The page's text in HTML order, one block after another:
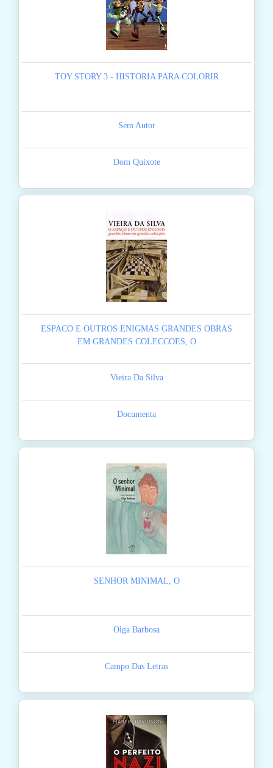
TOY STORY 3 - HISTORIA PARA COLORIR
Sem Autor
Dom Quixote
ESPACO E OUTROS ENIGMAS GRANDES OBRAS
EM GRANDES COLECCOES, O
Vieira Da Silva
Documenta
SENHOR MINIMAL, O
Olga Barbosa
Campo Das Letras